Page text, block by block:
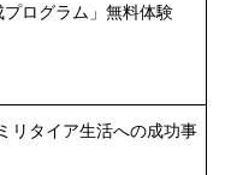
プログラム」無料体験
リタイア生活への成功事